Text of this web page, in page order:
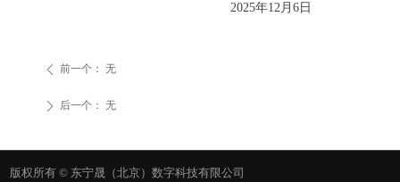
2025年12月6日
ꄴ 前一个： 无
ꄲ 后一个： 无
版权所有 © 东宁晟（北京）数字科技有限公司